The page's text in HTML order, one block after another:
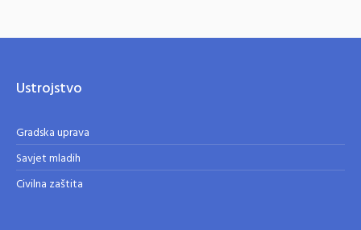
Ustrojstvo
Gradska uprava
Savjet mladih
Civilna zaštita